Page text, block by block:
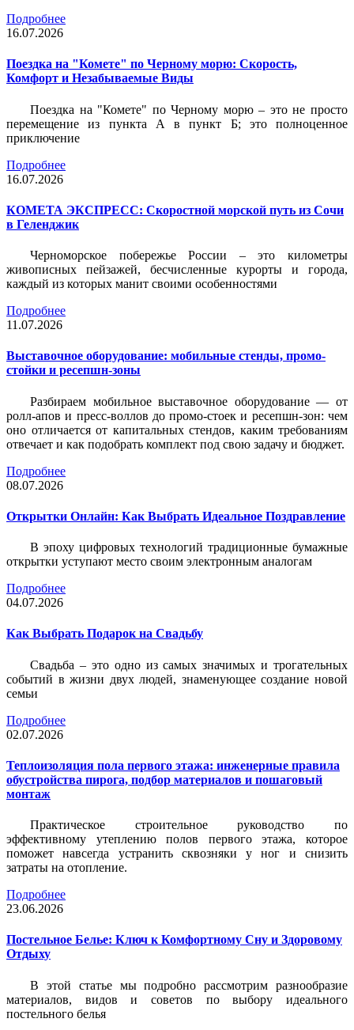
Подробнее
16.07.2026
Поездка на "Комете" по Черному морю: Скорость,
Комфорт и Незабываемые Виды
Поездка на "Комете" по Черному морю – это не просто
перемещение из пункта А в пункт Б; это полноценное
приключение
Подробнее
16.07.2026
КОМЕТА ЭКСПРЕСС: Скоростной морской путь из Сочи
в Геленджик
Черноморское побережье России – это километры
живописных пейзажей, бесчисленные курорты и города,
каждый из которых манит своими особенностями
Подробнее
11.07.2026
Выставочное оборудование: мобильные стенды, промо-
стойки и ресепшн-зоны
Разбираем мобильное выставочное оборудование — от
ролл-апов и пресс-воллов до промо-стоек и ресепшн-зон: чем
оно отличается от капитальных стендов, каким требованиям
отвечает и как подобрать комплект под свою задачу и бюджет.
Подробнее
08.07.2026
Открытки Онлайн: Как Выбрать Идеальное Поздравление
В эпоху цифровых технологий традиционные бумажные
открытки уступают место своим электронным аналогам
Подробнее
04.07.2026
Как Выбрать Подарок на Свадьбу
Свадьба – это одно из самых значимых и трогательных
событий в жизни двух людей, знаменующее создание новой
семьи
Подробнее
02.07.2026
Теплоизоляция пола первого этажа: инженерные правила
обустройства пирога, подбор материалов и пошаговый
монтаж
Практическое строительное руководство по
эффективному утеплению полов первого этажа, которое
поможет навсегда устранить сквозняки у ног и снизить
затраты на отопление.
Подробнее
23.06.2026
Постельное Белье: Ключ к Комфортному Сну и Здоровому
Отдыху
В этой статье мы подробно рассмотрим разнообразие
материалов, видов и советов по выбору идеального
постельного белья